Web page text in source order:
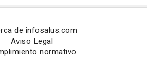
de infosalus.com
Aviso Legal
normativo